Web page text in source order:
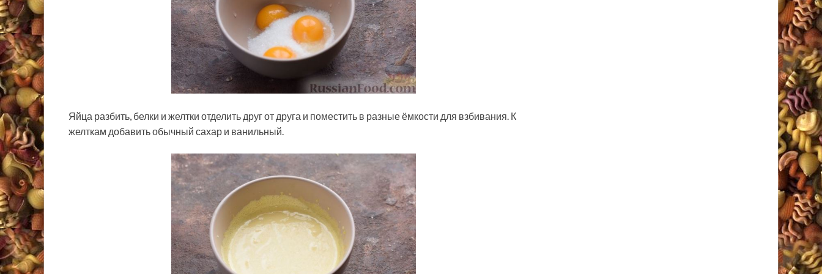
Яйца разбить, белки и желтки отделить друг от друга и поместить в разные ёмкости для взбивания. К
желткам добавить обычный сахар и ванильный.